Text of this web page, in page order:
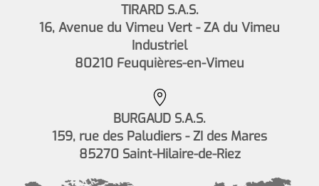
TIRARD S.A.S.
16, Avenue du Vimeu Vert - ZA du Vimeu
Industriel
80210 Feuquières-en-Vimeu
BURGAUD S.A.S.
159, rue des Paludiers - ZI des Mares
85270 Saint-Hilaire-de-Riez